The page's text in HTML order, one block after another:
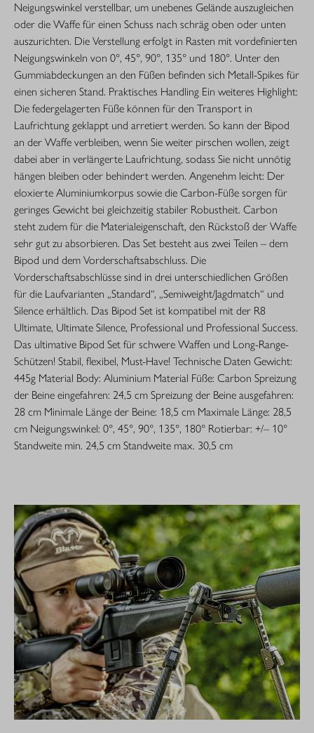
Neigungswinkel verstellbar, um unebenes Gelände auszugleichen
oder die Waffe für einen Schuss nach schräg oben oder unten
auszurichten. Die Verstellung erfolgt in Rasten mit vordefinierten
Neigungswinkeln von 0°, 45°, 90°, 135° und 180°. Unter den
Gummiabdeckungen an den Füßen befinden sich Metall-Spikes für
einen sicheren Stand. Praktisches Handling Ein weiteres Highlight:
Die federgelagerten Füße können für den Transport in
Laufrichtung geklappt und arretiert werden. So kann der Bipod
an der Waffe verbleiben, wenn Sie weiter pirschen wollen, zeigt
dabei aber in verlängerte Laufrichtung, sodass Sie nicht unnötig
hängen bleiben oder behindert werden. Angenehm leicht: Der
eloxierte Aluminiumkorpus sowie die Carbon-Füße sorgen für
geringes Gewicht bei gleichzeitig stabiler Robustheit. Carbon
steht zudem für die Materialeigenschaft, den Rückstoß der Waffe
sehr gut zu absorbieren. Das Set besteht aus zwei Teilen – dem
Bipod und dem Vorderschaftsabschluss. Die
Vorderschaftsabschlüsse sind in drei unterschiedlichen Größen
für die Laufvarianten „Standard“, „Semiweight/Jagdmatch“ und
Silence erhältlich. Das Bipod Set ist kompatibel mit der R8
Ultimate, Ultimate Silence, Professional und Professional Success.
Das ultimative Bipod Set für schwere Waffen und Long-Range-
Schützen! Stabil, flexibel, Must-Have! Technische Daten Gewicht:
445g Material Body: Aluminium Material Füße: Carbon Spreizung
der Beine eingefahren: 24,5 cm Spreizung der Beine ausgefahren:
28 cm Minimale Länge der Beine: 18,5 cm Maximale Länge: 28,5
cm Neigungswinkel: 0°, 45°, 90°, 135°, 180° Rotierbar: +/– 10°
Standweite min. 24,5 cm Standweite max. 30,5 cm